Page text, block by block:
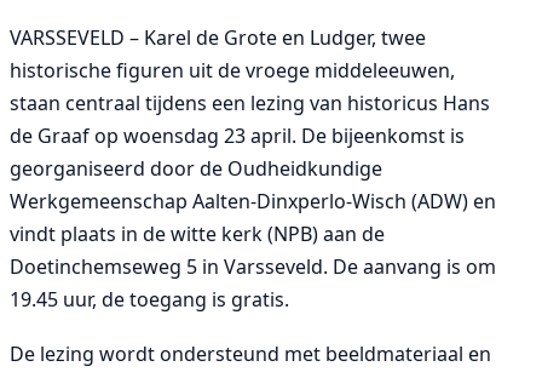
VARSSEVELD – Karel de Grote en Ludger, twee
historische figuren uit de vroege middeleeuwen,
staan centraal tijdens een lezing van historicus Hans
de Graaf op woensdag 23 april. De bijeenkomst is
georganiseerd door de Oudheidkundige
Werkgemeenschap Aalten-Dinxperlo-Wisch (ADW) en
vindt plaats in de witte kerk (NPB) aan de
Doetinchemseweg 5 in Varsseveld. De aanvang is om
19.45 uur, de toegang is gratis.
De lezing wordt ondersteund met beeldmateriaal en